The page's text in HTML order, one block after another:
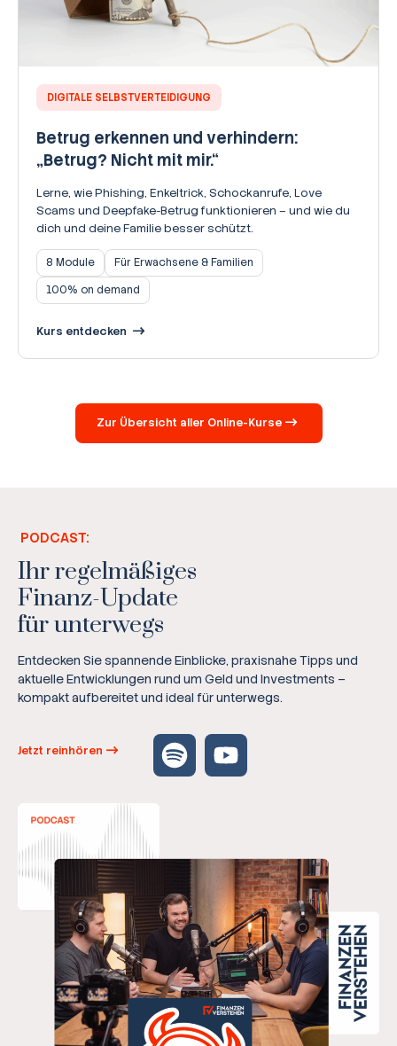
DIGITALE SELBSTVERTEIDIGUNG
Betrug erkennen und verhindern:
„Betrug? Nicht mit mir.“
Lerne, wie Phishing, Enkeltrick, Schockanrufe, Love
Scams und Deepfake-Betrug funktionieren – und wie du
dich und deine Familie besser schützt.
8 Module
Für Erwachsene & Familien
100% on demand
Kurs entdecken
Zur Übersicht aller Online-Kurse
PODCAST:
Ihr regelmäßiges
Finanz-Update
für unterwegs
Entdecken Sie spannende Einblicke, praxisnahe Tipps und
aktuelle Entwicklungen rund um Geld und Investments –
kompakt aufbereitet und ideal für unterwegs.
Jetzt reinhören